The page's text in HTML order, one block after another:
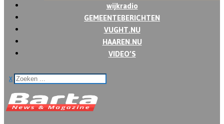
wijkradio
GEMEENTEBERICHTEN
VUGHT.NU
HAAREN.NU
VIDEO’S
x